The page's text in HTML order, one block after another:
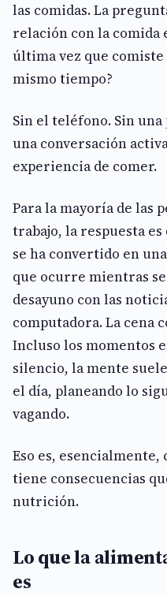
las comidas. La
relación con la comida
última vez que comiste
mismo tiempo?
Sin el teléfono. Sin
una conversación
experiencia de comer.
Para la mayoría de las
trabajo, la respuesta
se ha convertido en
que ocurre mientras se
desayuno con las
computadora. La cena
Incluso los momentos
silencio, la mente
el día, planeando lo
vagando.
Eso es,
tiene consecuencias
nutrición.
Lo que la
es